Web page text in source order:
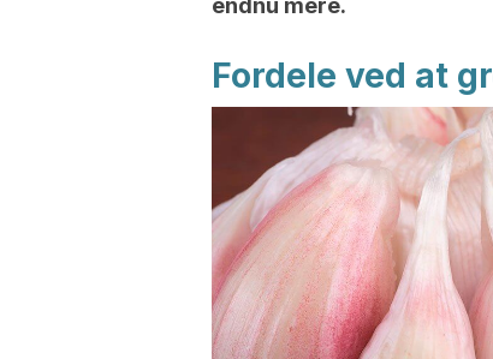
endnu mere.
Fordele ved at